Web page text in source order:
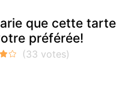
que cette tarte
préférée!